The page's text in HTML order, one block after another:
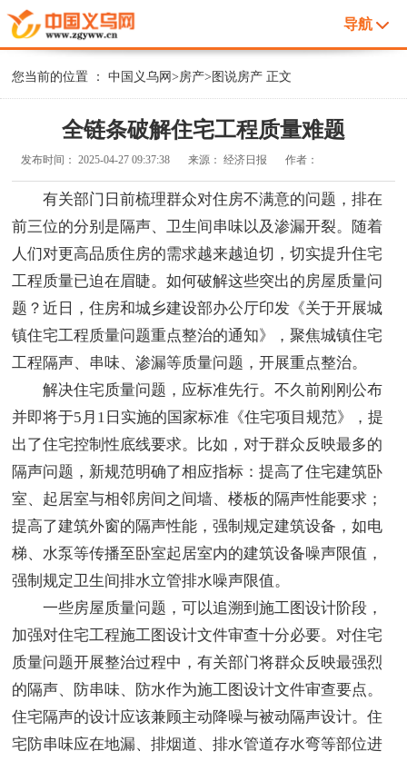
导航
您当前的位置 ：中国义乌网>房产> 图说房产 正文
全链条破解住宅工程质量难题
发布时间：2025-04-27 09:37:38 来源：经济日报 作者：
有关部门日前梳理群众对住房不满意的问题，排在
前三位的分别是隔声、卫生间串味以及渗漏开裂。随着
人们对更高品质住房的需求越来越迫切，切实提升住宅
工程质量已迫在眉睫。如何破解这些突出的房屋质量问
题？近日，住房和城乡建设部办公厅印发《关于开展城
镇住宅工程质量问题重点整治的通知》，聚焦城镇住宅
工程隔声、串味、渗漏等质量问题，开展重点整治。
解决住宅质量问题，应标准先行。不久前刚刚公布
并即将于5月1日实施的国家标准《住宅项目规范》，提
出了住宅控制性底线要求。比如，对于群众反映最多的
隔声问题，新规范明确了相应指标：提高了住宅建筑卧
室、起居室与相邻房间之间墙、楼板的隔声性能要求；
提高了建筑外窗的隔声性能，强制规定建筑设备，如电
梯、水泵等传播至卧室起居室内的建筑设备噪声限值，
强制规定卫生间排水立管排水噪声限值。
一些房屋质量问题，可以追溯到施工图设计阶段，
加强对住宅工程施工图设计文件审查十分必要。对住宅
质量问题开展整治过程中，有关部门将群众反映最强烈
的隔声、防串味、防水作为施工图设计文件审查要点。
住宅隔声的设计应该兼顾主动降噪与被动隔声设计。住
宅防串味应在地漏、排烟道、排水管道存水弯等部位进